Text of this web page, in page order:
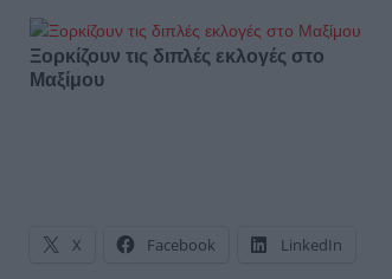
Ξορκίζουν τις διπλές εκλογές στο
Μαξίμου
X Facebook LinkedIn